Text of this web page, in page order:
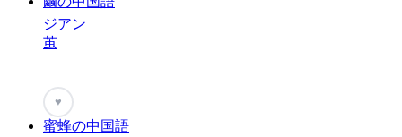
ジアン
茧
♥
蜜蜂の中国語